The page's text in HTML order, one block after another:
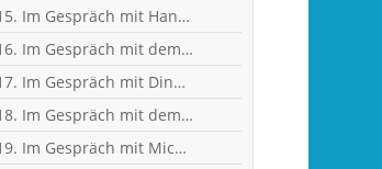
15. Im Gespräch mit Handball-Trainer und Diplom-Sportwissenschaftler Ralf Bader
16. Im Gespräch mit dem ehemaligen Handball-Junioren-Nationalspieler Tom Spieß
17. Im Gespräch mit Dino Corak, Kreisläufer beim Handball-Zweitligisten TV Großwallstadt
18. Im Gespräch mit dem ehemaligen Handball-Junioren-Nationalspieler Lars Spieß
19. Im Gespräch mit Michael Spatz, Geschäftsführer des Handball-Zweitligisten TV Großwallstadt